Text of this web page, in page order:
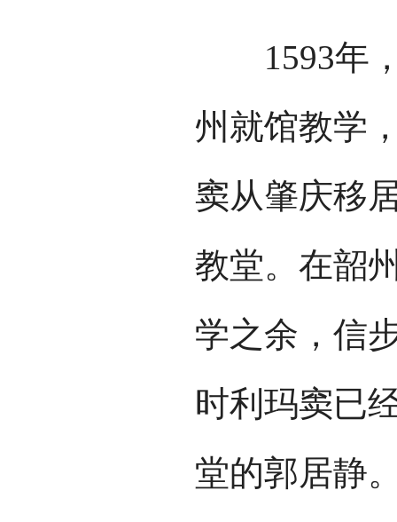
1593年，
州就馆教学
窦从肇庆移
教堂。在韶
学之余，信
时利玛窦已
堂的郭居静